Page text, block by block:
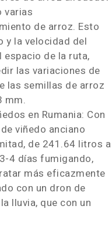
varias
de arroz. Esto
y la velocidad del
de la ruta,
las variaciones de
las semillas de arroz
mm.
en Rumania: Con
viñedo anciano
de 241.64 litros a
4 días fumigando,
más eficazmente
con un dron de
lluvia, que con un